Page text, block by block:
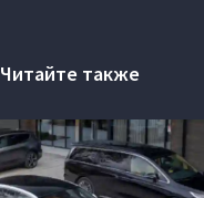
Читайте также